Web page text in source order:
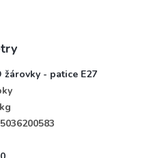
žárovky - patice E27